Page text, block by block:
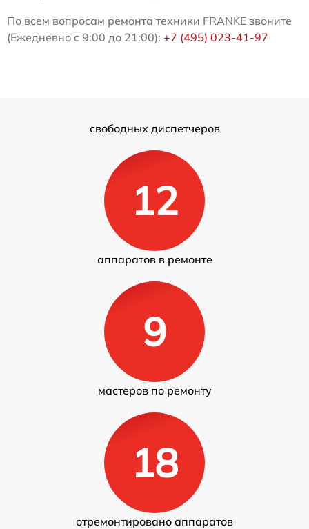
По всем вопросам ремонта техники FRANKE звоните
(Ежедневно с 9:00 до 21:00): +7 (495) 023-41-97
свободных диспетчеров
12
аппаратов в ремонте
9
мастеров по ремонту
18
отремонтировано аппаратов